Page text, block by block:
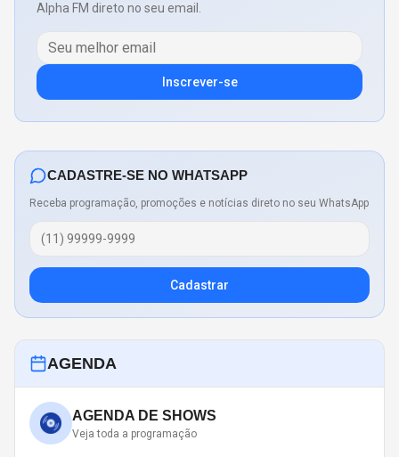
Alpha FM direto no seu email.
Inscrever-se
CADASTRE-SE NO WHATSAPP
Receba programação, promoções e notícias direto no seu WhatsApp
Cadastrar
AGENDA
AGENDA DE SHOWS
Veja toda a programação